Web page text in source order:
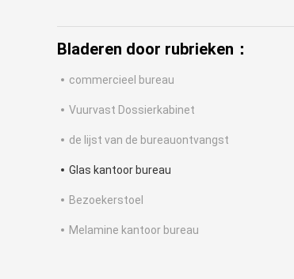
Bladeren door rubrieken：
commercieel bureau
Vuurvast Dossierkabinet
de lijst van de bureauontvangst
Glas kantoor bureau
Bezoekerstoel
Melamine kantoor bureau